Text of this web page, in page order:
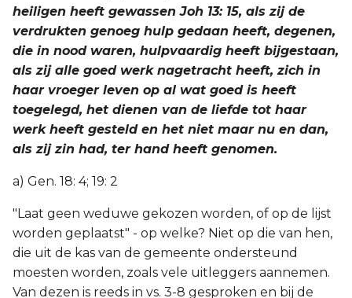
heiligen heeft gewassen Joh 13: 15, als zij de
verdrukten genoeg hulp gedaan heeft, degenen,
die in nood waren, hulpvaardig heeft bijgestaan,
als zij alle goed werk nagetracht heeft, zich in
haar vroeger leven op al wat goed is heeft
toegelegd, het dienen van de liefde tot haar
werk heeft gesteld en het niet maar nu en dan,
als zij zin had, ter hand heeft genomen.
a) Gen. 18: 4; 19: 2
"Laat geen weduwe gekozen worden, of op de lijst
worden geplaatst" - op welke? Niet op die van hen,
die uit de kas van de gemeente ondersteund
moesten worden, zoals vele uitleggers aannemen.
Van dezen is reeds in vs. 3-8 gesproken en bij de